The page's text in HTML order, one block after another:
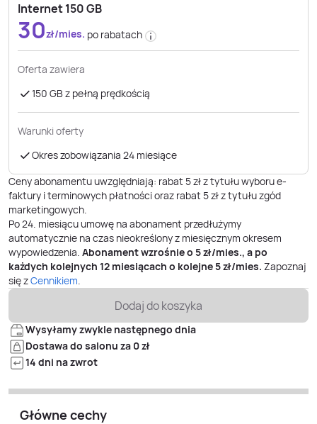
Internet 150 GB
30zł/mies. po rabatach
Oferta zawiera
150 GB z pełną prędkością
Warunki oferty
Okres zobowiązania 24 miesiące
Ceny abonamentu uwzględniają: rabat 5 zł z tytułu wyboru e-
faktury i terminowych płatności oraz rabat 5 zł z tytułu zgód
marketingowych.
Po24. miesiącu umowę na abonament przedłużymy
automatycznie na czas nieokreślony z miesięcznym okresem
wypowiedzenia. Abonament wzrośnie o 5zł/mies., a po
każdych kolejnych 12 miesiącach o kolejne5zł/mies. Zapoznaj
się zCennikiem.
Dodaj do koszyka
Wysyłamy zwykle następnego dnia
Dostawa do salonu za 0 zł
14 dni na zwrot
Główne cechy